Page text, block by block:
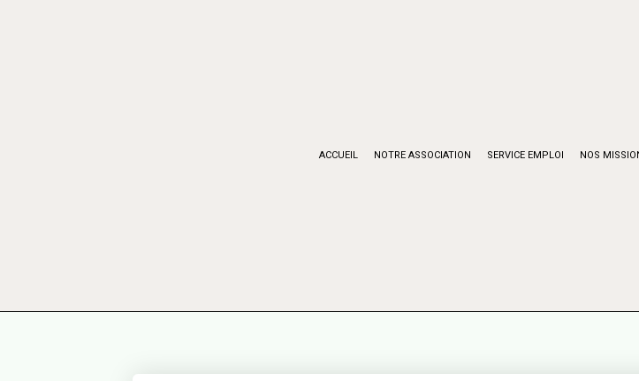
ACCUEIL NOTRE ASSOCIATION SERVICE EMPLOI NOS